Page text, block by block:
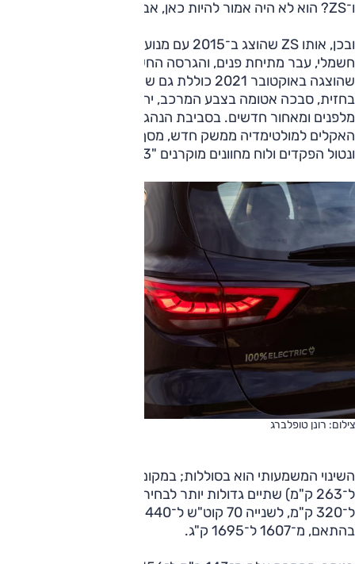
ו־ZS? הוא לא היה אמור להיות כאן, אבל הוא כן הגיע לכאן.
חשמלי, עבר מתיחת פנים, והגרסה החשמלית המחודשת
שהוצגה באוקטובר 2021 כוללת גם שינויים מעבר לנראה.
בחזית, סבכה אטומה בצבע המרכב, יחידות התאורה והפגושים
מלפנים ומאחור חדשים. בסביבת הנהג פקדים עדכניים לבקרת
ונטול הפקדים ולוח מחוונים מוקרנים "12.3 במקום זה האנלוגי.
צילום: רונן טופלברג
בהתאם, מ־1607 ל־1695 ק"ג.